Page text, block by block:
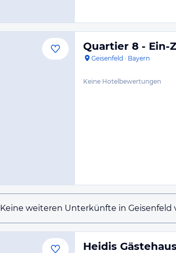
Quartier 8 -
Geisenfeld · Bayern
Keine Hotelbewertungen
Keine weiteren Unterkünfte in Geisenfeld
Heidis